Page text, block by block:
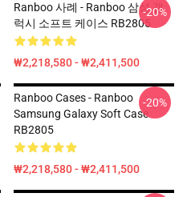
Ranboo 사례 - Ranboo 삼성 갤
럭시 소프트 케이스 RB2805
₩2,218,580 - ₩2,411,500
-20%
Ranboo Cases - Ranboo
Samsung Galaxy Soft Case
RB2805
₩2,218,580 - ₩2,411,500
-20%